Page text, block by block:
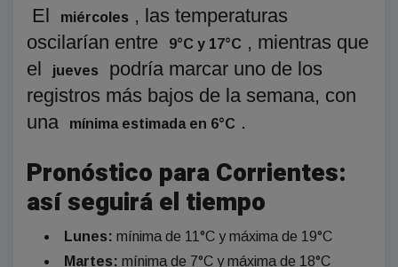
El miércoles , las temperaturas
oscilarían entre
9°C y 17°C , mientras que
el
jueves
podría marcar uno de los
registros más bajos de la semana, con
una
mínima estimada en 6°C .
Pronóstico para Corrientes:
así seguirá el tiempo
Lunes: mínima de 11°C y máxima de 19°C
Martes: mínima de 7°C y máxima de 18°C